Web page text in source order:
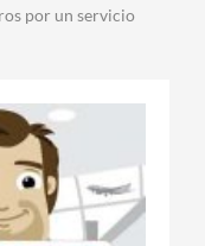
por un servicio